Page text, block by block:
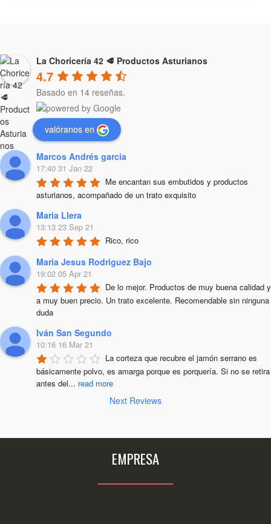
La Choricería 42 🥩 Productos Asturianos
4.7
Basado en 14 reseñas.
valóranos en
Marcos Andrés garcia
17:40 31 Jan 22
Me encantan sus embutidos y productos
asturianos, acompañado de un trato exquisito
Maria Llera
13:13 23 Sep 21
Rico, rico
Maria Jesus Rodriguez Bajo
19:02 05 Apr 21
De lo mejor. Productos de muy buena calidad y
a muy buen precio. Un trato excelente. Recomendable sin ninguna
duda
Iván San Segundo
10:16 16 Mar 21
La corteza que recubre el jamón serrano es
básicamente polvo, es amarga porque es porquería. Si no se retira
antes del... read more
Next Reviews
EMPRESA